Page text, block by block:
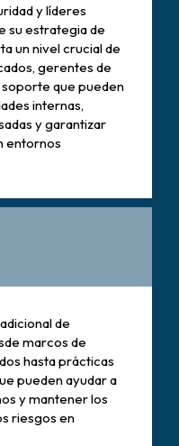
y líderes
su estrategia de
un nivel crucial de
gerentes de
que pueden
internas,
y garantizar
entornos
de
marcos de
hasta prácticas
pueden ayudar a
y mantener los
riesgos en